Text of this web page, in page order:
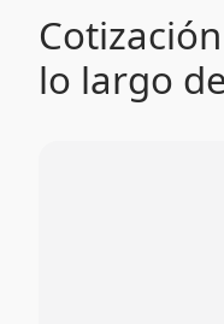
lo largo